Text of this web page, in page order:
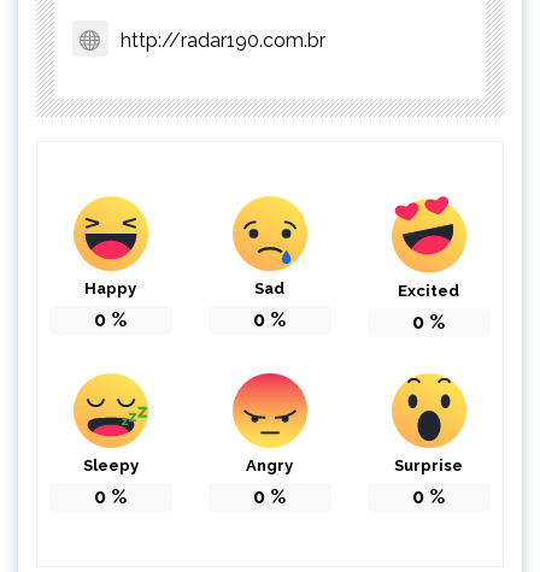
http://radar190.com.br
Happy
0 %
Sad
0 %
Excited
0 %
Sleepy
0 %
Angry
0 %
Surprise
0 %